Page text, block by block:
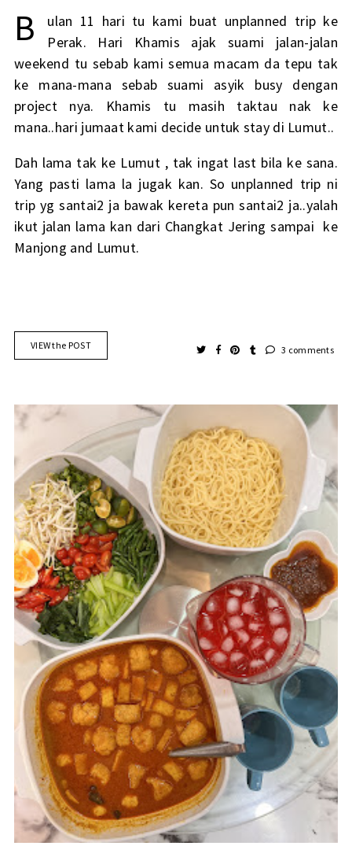
B
ulan 11 hari tu kami buat unplanned trip ke
Perak. Hari Khamis ajak suami jalan-jalan
weekend tu sebab kami semua macam da tepu tak
ke mana-mana sebab suami asyik busy dengan
project nya. Khamis tu masih taktau nak ke
mana..hari jumaat kami decide untuk stay di Lumut..
Dah lama tak ke Lumut , tak ingat last bila ke sana.
Yang pasti lama la jugak kan. So unplanned trip ni
trip yg santai2 ja bawak kereta pun santai2 ja..yalah
ikut jalan lama kan dari Changkat Jering sampai ke
Manjong and Lumut.
VIEW the POST 3 comments